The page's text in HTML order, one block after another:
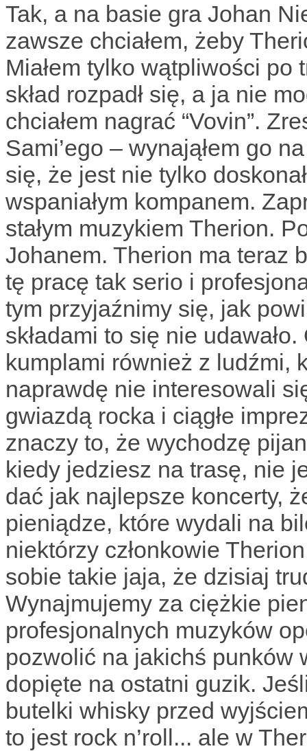
Tak, a na basie gra Johan
zawsze chciałem, żeby
Miałem tylko wątpliwości po
skład rozpadł się, a ja nie
chciałem nagrać “Vovin”.
Sami’ego – wynająłem go
się, że jest nie tylko
wspaniałym kompanem.
stałym muzykiem Therion.
Johanem. Therion ma teraz
tę pracę tak serio i
tym przyjaźnimy się, jak
składami to się nie
kumplami również z ludźmi,
naprawdę nie interesowali
gwiazdą rocka i ciągłe
znaczy to, że wychodzę
kiedy jedziesz na trasę, nie
dać jak najlepsze koncerty,
pieniądze, które wydali na
niektórzy członkowie
sobie takie jaja, że dzisiaj
Wynajmujemy za ciężkie
profesjonalnych muzyków
pozwolić na jakichś punków
dopięte na ostatni guzik.
butelki whisky przed
to jest rock n’roll... ale w